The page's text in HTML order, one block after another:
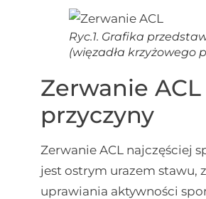
Ryc.1. Grafika
(więzadła krzyżowego
Zerwanie ACL
przyczyny
Zerwanie ACL najczęściej
jest ostrym urazem stawu,
uprawiania aktywności